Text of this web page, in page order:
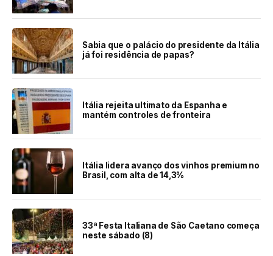
Sabia que o palácio do presidente da Itália
já foi residência de papas?
Itália rejeita ultimato da Espanha e
mantém controles de fronteira
Itália lidera avanço dos vinhos premium no
Brasil, com alta de 14,3%
33ª Festa Italiana de São Caetano começa
neste sábado (8)